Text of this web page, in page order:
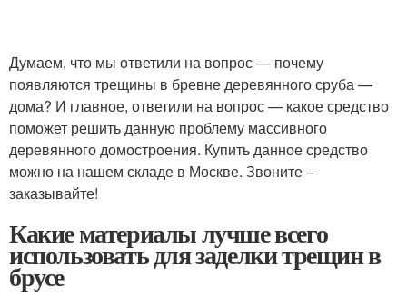
Думаем, что мы ответили на вопрос — почему
появляются трещины в бревне деревянного сруба —
дома? И главное, ответили на вопрос — какое средство
поможет решить данную проблему массивного
деревянного домостроения. Купить данное средство
можно на нашем складе в Москве. Звоните –
заказывайте!
Какие материалы лучше всего
использовать для заделки трещин в
брусе